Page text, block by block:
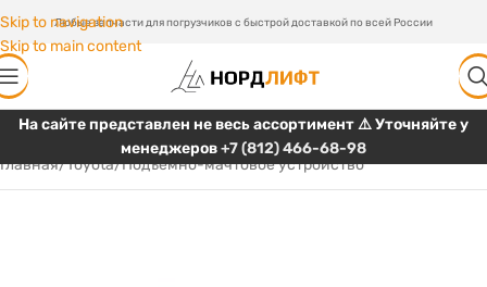
Skip to navigation
Skip to main content
Любые запчасти для погрузчиков с быстрой доставкой по всей России
На сайте представлен не весь ассортимент ⚠️ Уточняйте у
менеджеров+7 (812) 466-68-98
Главная/Toyota/Подъемно-мачтовое устройство